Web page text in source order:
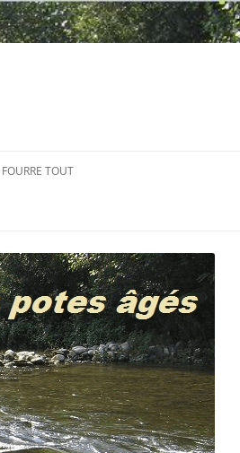
FOURRE TOUT